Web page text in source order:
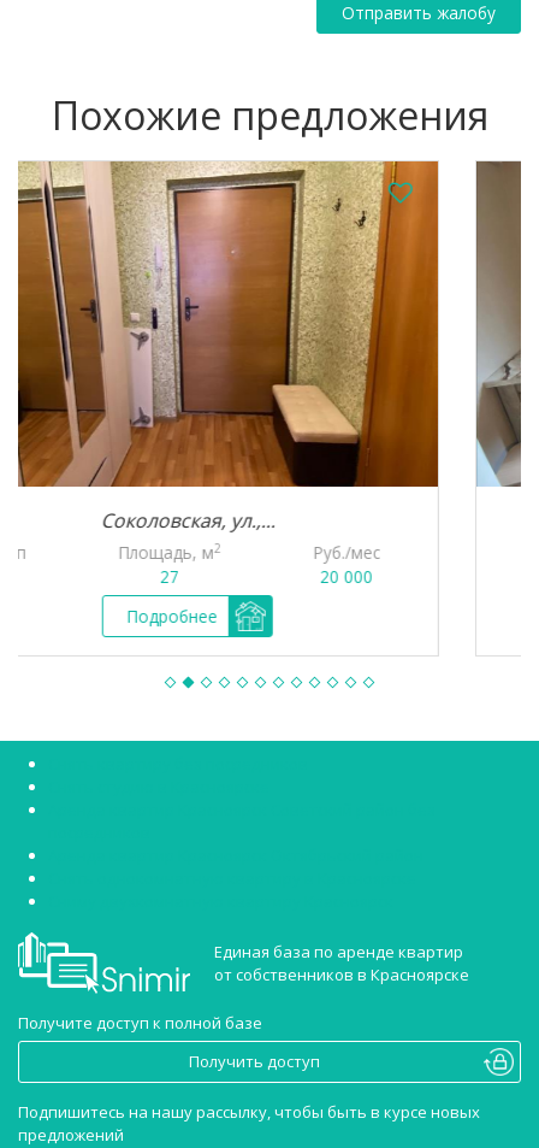
Отправить жалобу
Похожие предложения
м
Руб./мес
20 000
Тип
Единая база по аренде квартир
от собственников в Красноярске
Получите доступ к полной базе
Получить доступ
Подпишитесь на нашу рассылку, чтобы быть в курсе новых
предложений